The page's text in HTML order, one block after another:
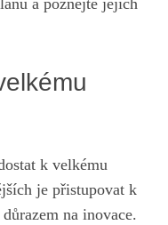
a poznejte jejich
k ‍velkému
je přistupovat k
na⁤ inovace.